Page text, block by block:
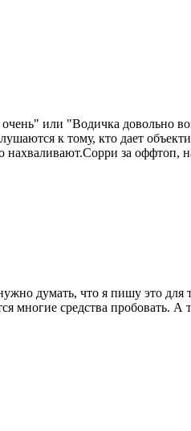
или "Водичка довольно
к тому, кто дает
нахваливают.Сорри за оффтоп,
думать, что я пишу это
многие средства пробовать.